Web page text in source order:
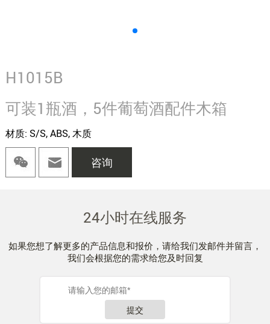
H1015B
可装1瓶酒，5件葡萄酒配件木箱
材质: S/S, ABS, 木质
咨询
24小时在线服务
如果您想了解更多的产品信息和报价，请给我们发邮件并留言，
我们会根据您的需求给您及时回复
提交